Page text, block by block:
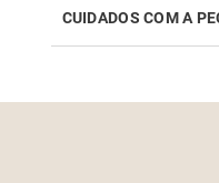
Realizar sua troca ou
informações nolink
CUIDADOS COM A